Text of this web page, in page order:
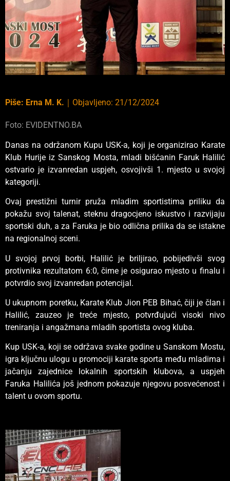
Piše: Erna M. K. Objavljeno: 21/12/2024
Foto: EVIDENTNO.BA
Danas na održanom Kupu USK-a, koji je organizirao Karate
Klub Hurije iz Sanskog Mosta, mladi bišćanin Faruk Halilić
ostvario je izvanredan uspjeh, osvojivši 1. mjesto u svojoj
kategoriji.
Ovaj prestižni turnir pruža mladim sportistima priliku da
pokažu svoj talenat, steknu dragocjeno iskustvo i razvijaju
sportski duh, a za Faruka je bio odlična prilika da se istakne
na regionalnoj sceni.
U svojoj prvoj borbi, Halilić je briljirao, pobijedivši svog
protivnika rezultatom 6:0, čime je osigurao mjesto u finalu i
potvrdio svoj izvanredan potencijal.
U ukupnom poretku, Karate Klub Jion PEB Bihać, čiji je član i
Halilić, zauzeo je treće mjesto, potvrđujući visoki nivo
treniranja i angažmana mladih sportista ovog kluba.
Kup USK-a, koji se održava svake godine u Sanskom Mostu,
igra ključnu ulogu u promociji karate sporta među mladima i
jačanju zajednice lokalnih sportskih klubova, a uspjeh
Faruka Halilića još jednom pokazuje njegovu posvećenost i
talent u ovom sportu.